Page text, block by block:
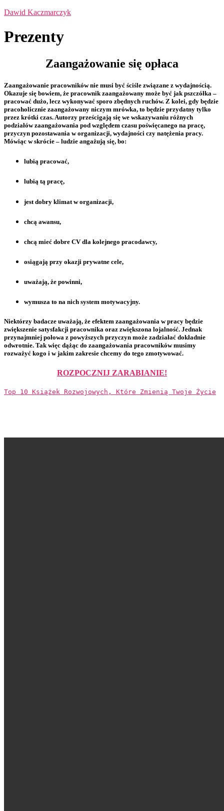
Dawid Kaczmarczyk
Prezenty
Zaangażowanie się opłaca
Zaangażowanie pracowników nie musi być ściśle związane z wydajnością.
Okazuje się bowiem, że pracownik zaangażowany może być jak pszczółka –
pracować dużo, lecz wykonywać sporo zbędnych ruchów. Z kolei, gdy będzie
pracoholicznie zaangażowany niczym mrówka, to będzie przydatny tylko
przez krótki czas. Autorzy prześcigają się we wskazywaniu różnych
podziałów zaangażowania pod względem czasu poświęcanego na pracę,
przyczyn pozostawania w organizacji, wydajności czy natężenia pracy.
Mówiąc w skrócie – ludzie angażują się, bo:
lubią pracować,
lubią tą pracę,
jest dobry klimat w organizacji,
chcą awansu,
chcą mieć dobre CV dla kolejnego pracodawcy,
osiągają przy okazji prywatne cele,
uważają, że powinni,
wymusza to na nich system motywacyjny.
Niektórzy badacze uważają, że efektem zaangażowania w pracy będzie
zwiększenie satysfakcji pracownika oraz zwiększona lojalność. Jednak
przynajmniej połowa z powyższych przyczyn może zadziałać dokładnie
odwrotnie. Tak więc dążąc do zaangażowania pracowników musimy
rozważyć kogo i w jakim zakresie chcemy do tego zmotywować.
ROZPOCZNIJ ZARABIANIE!
Top 10 Książek Rozwojowych, Które Zmienią Twoje Życie